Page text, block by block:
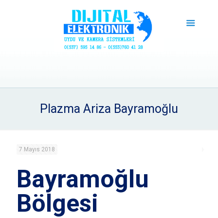
Plazma Ariza Bayramoğlu
7 Mayıs 2018
Bayramoğlu
Bölgesi